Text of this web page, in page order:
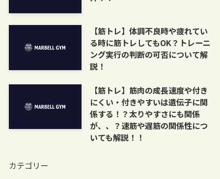
【筋トレ】体調不良時や疲れてい
る時に筋トレしてもOK？トレーニ
ング実行の判断の可否について解
説！
【筋トレ】筋肉の成長速度や付き
にくい・付きやすいは遺伝子に関
係する！？太りやすさにも関係
が、、？速筋や遅筋の関係性につ
いても解説！！
カテゴリー